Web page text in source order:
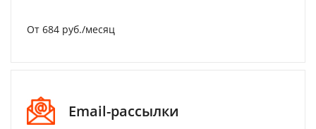
От 684 руб./месяц
Email-рассылки